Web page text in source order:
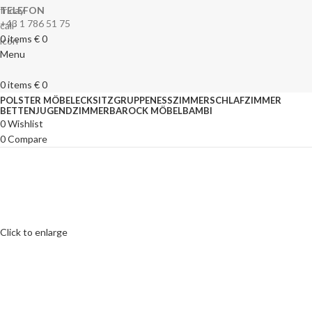
TELEFON
+43 1 786 51 75
0items €0
Menu
0items €0
POLSTER MÖBELECKSITZGRUPPENESSZIMMERSCHLAFZIMMER
BETTENJUGENDZIMMERBAROCK MÖBELBAMBI
0Wishlist
0Compare
Click to enlarge